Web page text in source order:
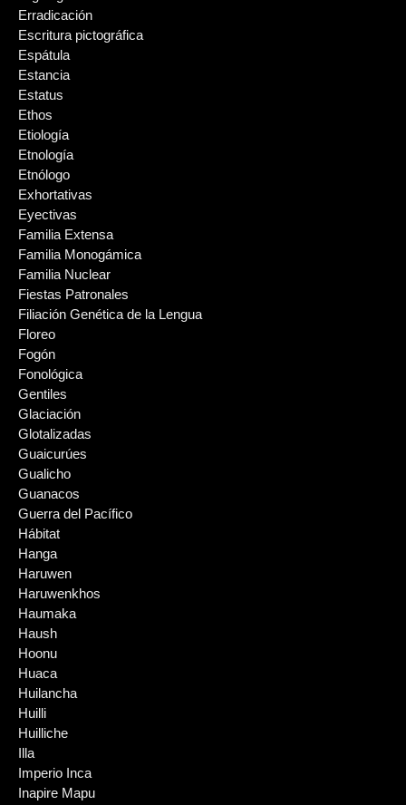
Erradicación
Escritura pictográfica
Espátula
Estancia
Estatus
Ethos
Etiología
Etnología
Etnólogo
Exhortativas
Eyectivas
Familia Extensa
Familia Monogámica
Familia Nuclear
Fiestas Patronales
Filiación Genética de la Lengua
Floreo
Fogón
Fonológica
Gentiles
Glaciación
Glotalizadas
Guaicurúes
Gualicho
Guanacos
Guerra del Pacífico
Hábitat
Hanga
Haruwen
Haruwenkhos
Haumaka
Haush
Hoonu
Huaca
Huilancha
Huilli
Huilliche
Illa
Imperio Inca
Inapire Mapu